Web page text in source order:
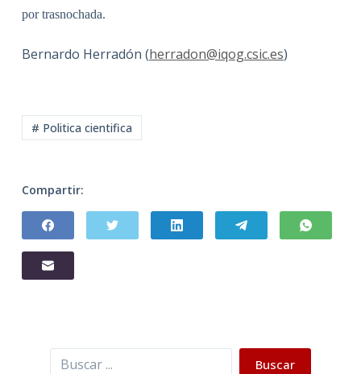
por trasnochada.
Bernardo Herradón (herradon@iqog.csic.es)
# Politica cientifica
Compartir:
Buscar Buscar